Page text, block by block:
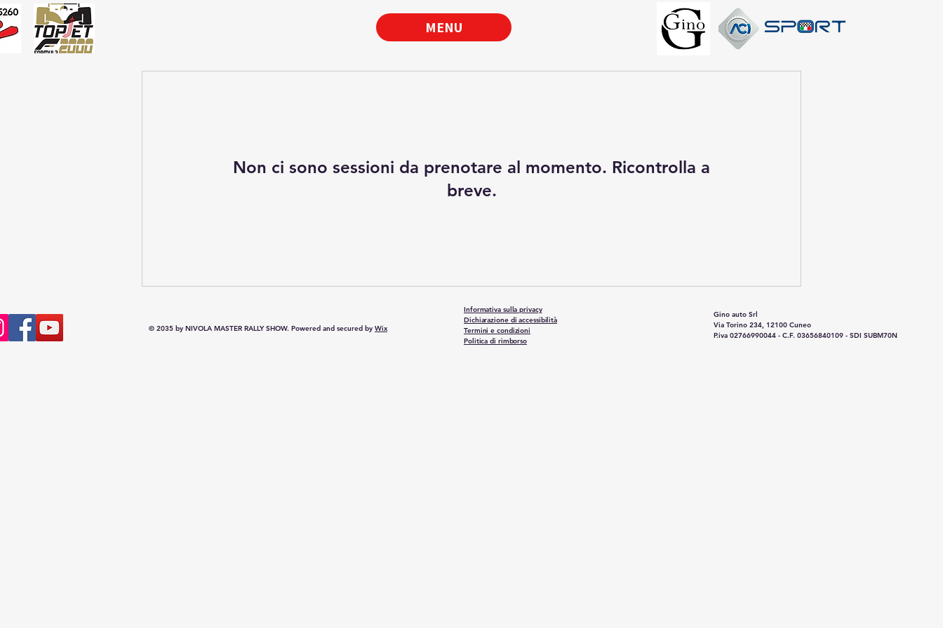
MENU
Non ci sono sessioni da prenotare al momento. Ricontrolla a
breve.
© 2035 by NIVOLA MASTER RALLY SHOW. Powered and secured by Wix
Informativa sulla privacy
Dichiarazione di accessibilità
Termini e condizioni
Politica di rimborso
Gino auto Srl
Via Torino 234, 12100 Cuneo
P.iva 02766990044 - C.F. 03656840109 - SDI SUBM70N